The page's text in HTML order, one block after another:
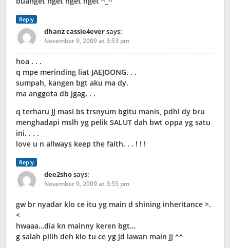
Reply
dhanz cassie4eversays:
November 9, 2009 at 3:53 pm
hoa . . .
q mpe merinding liat JAEJOONG. . .
sumpah, kangen bgt aku ma dy.
ma anggota db jgag. . .
q terharu JJ masi bs trsnyum bgitu manis, pdhl dy bru
menghadapi mslh yg pelik SALUT dah bwt oppa yg satu
ini. . . .
love u n allways keep the faith. . . ! ! !
Reply
dee2shosays:
November 9, 2009 at 3:55 pm
gw br nyadar klo ce itu yg main d shining inheritance >.
<
hwaaa…dia kn mainny keren bgt…
g salah pilih deh klo tu ce yg jd lawan main JJ ^^